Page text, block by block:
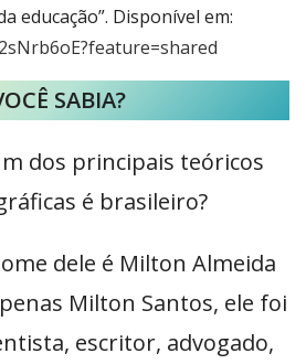
educação”. Disponível em:
SABIA?
dos principais teóricos
é brasileiro?
dele é Milton Almeida
Milton Santos, ele foi
escritor, advogado,